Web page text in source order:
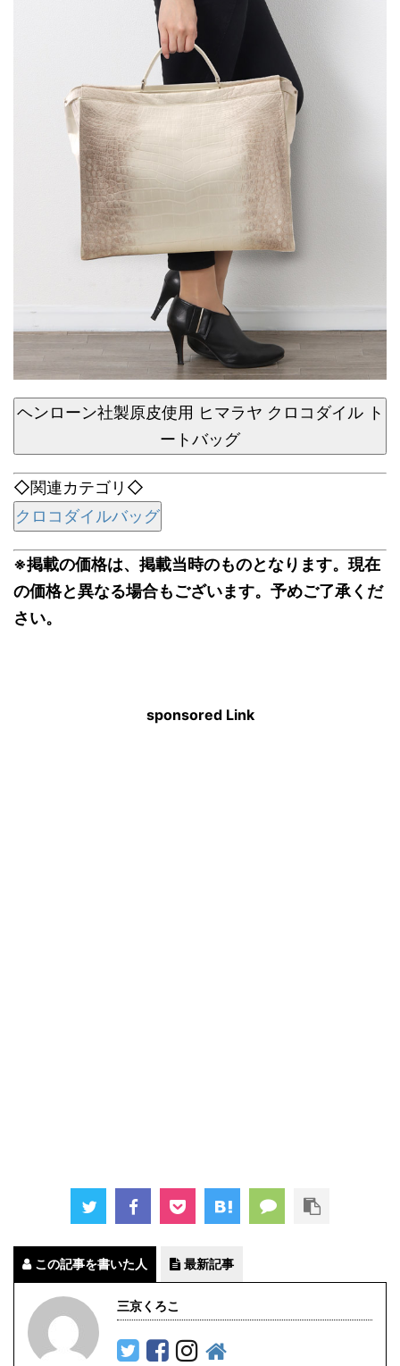
ヘンローン社製原皮使用 ヒマラヤ クロコダイル ト
ートバッグ
◇関連カテゴリ◇
クロコダイルバッグ
※掲載の価格は、掲載当時のものとなります。現在
の価格と異なる場合もございます。予めご了承くだ
さい。
sponsored Link
この記事を書いた人 最新記事
三京くろこ